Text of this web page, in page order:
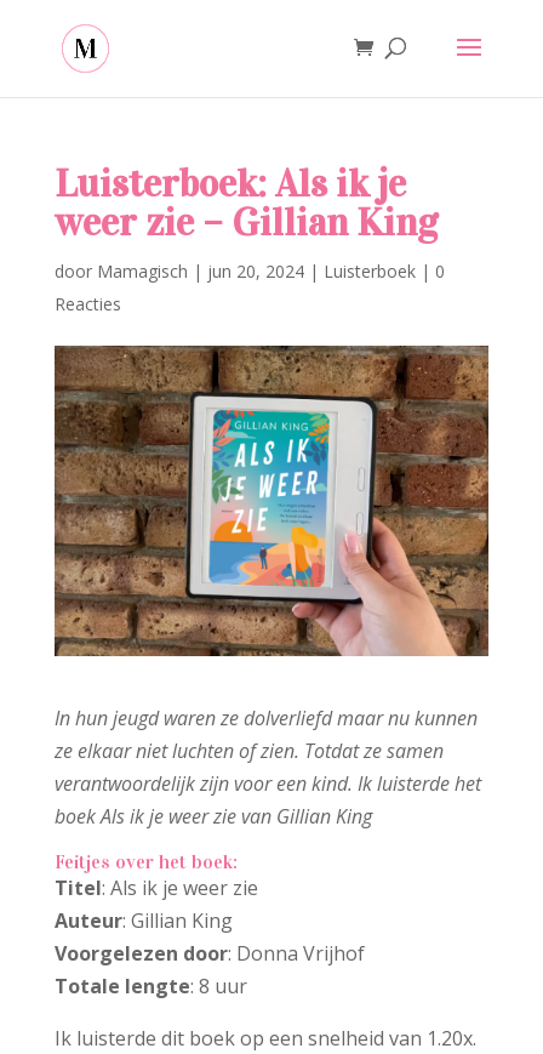
Luisterboek: Als ik je
weer zie – Gillian King
door Mamagisch | jun 20, 2024| Luisterboek| 0
Reacties
In hun jeugd waren ze dolverliefd maar nu kunnen
ze elkaar niet luchten of zien. Totdat ze samen
verantwoordelijk zijn voor een kind. Ik luisterde het
boek Als ik je weer zie van Gillian King
Feitjes over het boek:
Titel: Als ik je weer zie
Auteur: Gillian King
Voorgelezen door: Donna Vrijhof
Totale lengte: 8 uur
Ik luisterde dit boek op een snelheid van 1.20x.